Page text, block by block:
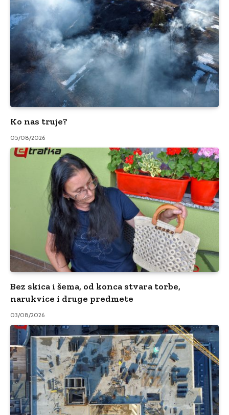
Ko nas truje?
05/08/2026
Bez skica i šema, od konca stvara torbe,
narukvice i druge predmete
03/08/2026